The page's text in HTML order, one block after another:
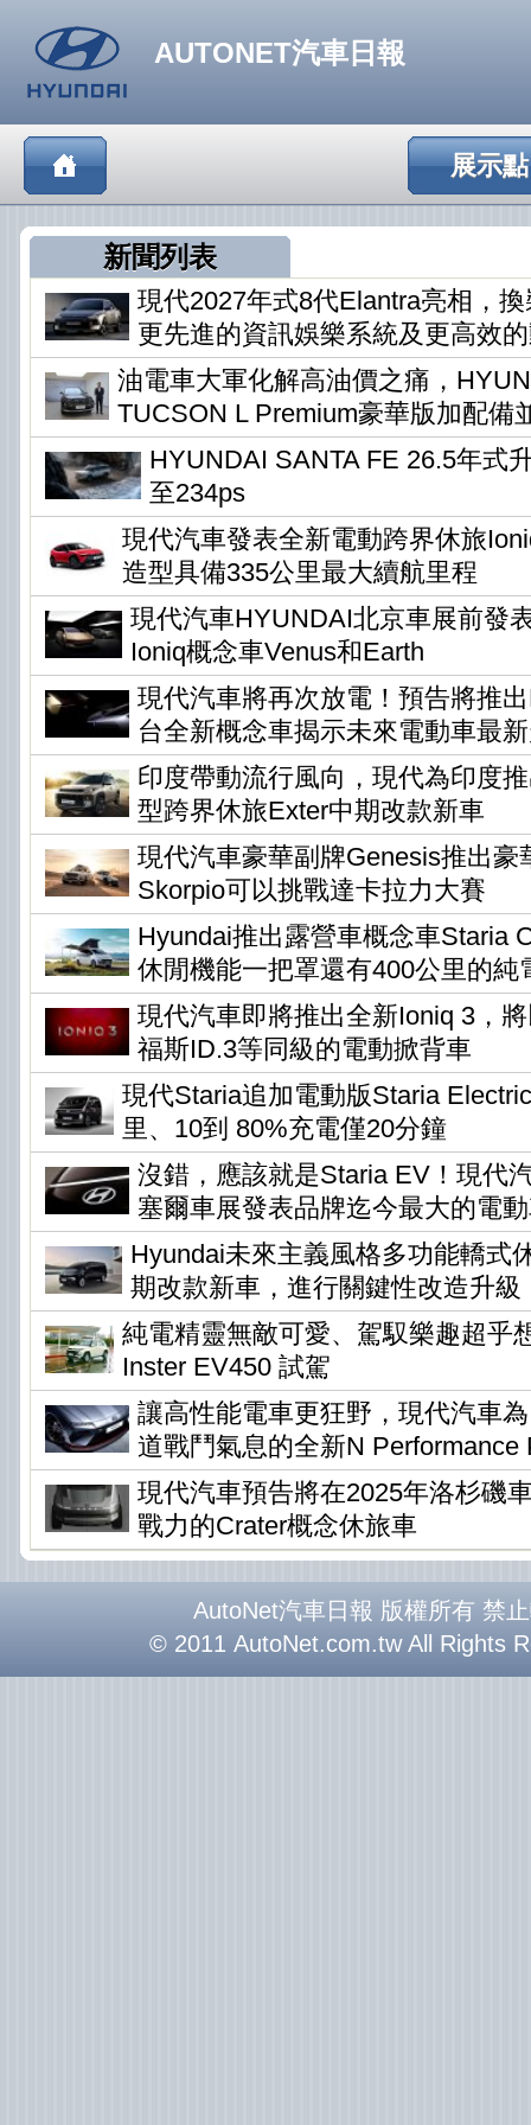
AUTONET汽車日報
展示點
新聞列表
現代2027年式8代Elantra亮相，
更先進的資訊娛樂系統及更高效
油電車大軍化解高油價之痛，
TUCSON L Premium豪華版加配備
HYUNDAI SANTA FE 26.5年式
至234ps
現代汽車發表全新電動跨界休旅
造型具備335公里最大續航里程
現代汽車HYUNDAI北京車展前發
Ioniq概念車Venus和Earth
現代汽車將再次放電！預告將推
台全新概念車揭示未來電動車最
印度帶動流行風向，現代為印度
型跨界休旅Exter中期改款新車
現代汽車豪華副牌Genesis推出豪
Skorpio可以挑戰達卡拉力大賽
Hyundai推出露營車概念車Staria
休閒機能一把罩還有400公里的純
現代汽車即將推出全新Ioniq 3，
福斯ID.3等同級的電動掀背車
現代Staria追加電動版Staria
里、10到 80%充電僅20分鐘
沒錯，應該就是Staria EV！現代
塞爾車展發表品牌迄今最大的電
Hyundai未來主義風格多功能轎式
期改款新車，進行關鍵性改造升級
純電精靈無敵可愛、駕馭樂趣超乎
Inster EV450 試駕
讓高性能電車更狂野，現代汽車
道戰鬥氣息的全新N Performance
現代汽車預告將在2025年洛杉磯
戰力的Crater概念休旅車
AutoNet汽車日報 版權所有 禁
© 2011 AutoNet.com.tw All Rights